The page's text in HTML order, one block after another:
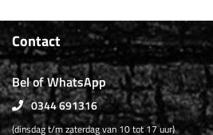
Contact
Bel of WhatsApp
0344 691316
(dinsdag t/m zaterdag van 10 tot 17 uur)